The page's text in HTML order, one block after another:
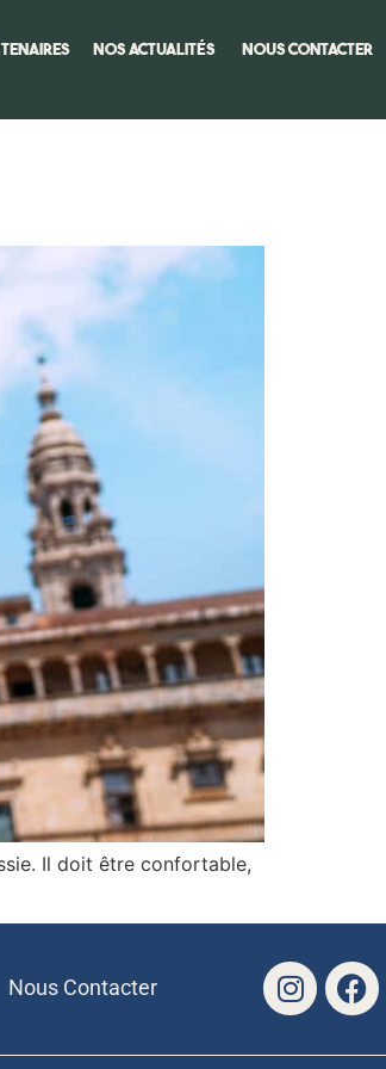
Nos actualités Nous Contacter
Il doit être confortable,
Nous Contacter